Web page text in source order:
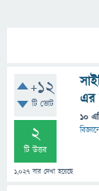
+12
টি ভোট
2
টি উত্তর
1,027 বার দেখা হয়েছে
এর
10